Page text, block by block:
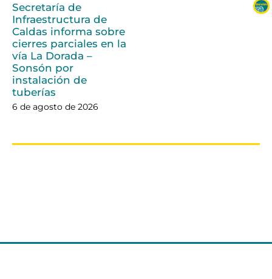
Secretaría de
Infraestructura de
Caldas informa sobre
cierres parciales en la
vía La Dorada –
Sonsón por
instalación de
tuberías
6 de agosto de 2026